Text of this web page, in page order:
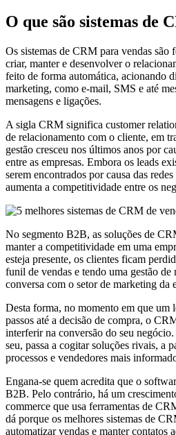
O que são sistemas de
Os sistemas de CRM para vendas são
criar, manter e desenvolver o
feito de forma automática, acionando
marketing, como e-mail, SMS e até
mensagens e ligações.
A sigla CRM significa customer
de relacionamento com o cliente, em
gestão cresceu nos últimos anos por
entre as empresas. Embora os leads
serem encontrados por causa das
aumenta a competitividade entre os
No segmento B2B, as soluções de
manter a competitividade em uma
esteja presente, os clientes ficam
funil de vendas e tendo uma gestão de
conversa com o setor de marketing da
Desta forma, no momento em que um
passos até a decisão de compra, o
interferir na conversão do seu
seu, passa a cogitar soluções rivais, a
processos e vendedores mais
Engana-se quem acredita que o
B2B. Pelo contrário, há um
commerce que usa ferramentas de
dá porque os melhores sistemas de
automatizar vendas e manter contatos